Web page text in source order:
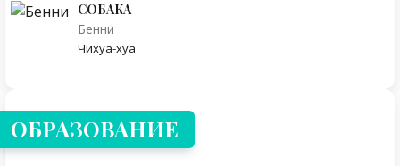
СОБАКА
Бенни
Чихуа-хуа
ОБРАЗОВАНИЕ